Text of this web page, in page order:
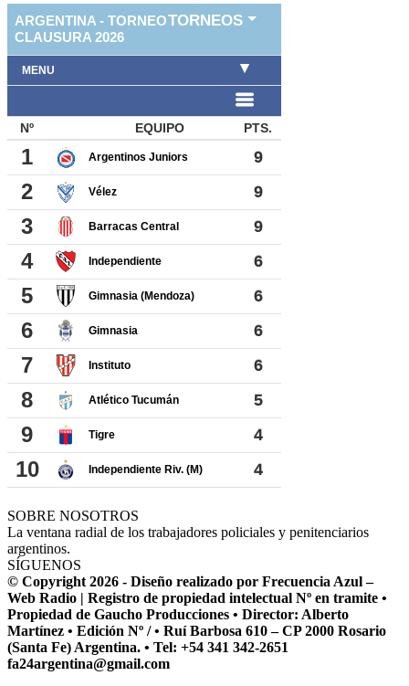
SOBRE NOSOTROS
La ventana radial de los trabajadores policiales y penitenciarios
argentinos.
SÍGUENOS
© Copyright 2026 - Diseño realizado por Frecuencia Azul –
Web Radio | Registro de propiedad intelectual Nº en tramite •
Propiedad de Gaucho Producciones • Director: Alberto
Martínez • Edición Nº / • Ruí Barbosa 610 – CP 2000 Rosario
(Santa Fe) Argentina. • Tel: +54 341 342-2651
fa24argentina@gmail.com